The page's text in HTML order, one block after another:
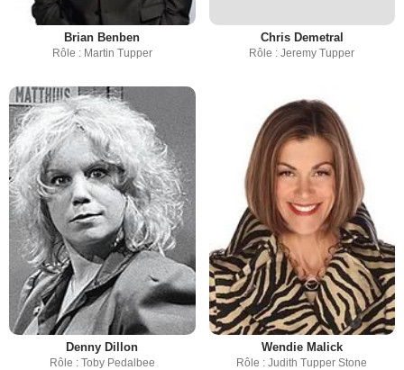
Brian Benben
Rôle : Martin Tupper
Chris Demetral
Rôle : Jeremy Tupper
Denny Dillon
Rôle : Toby Pedalbee
Wendie Malick
Rôle : Judith Tupper Stone